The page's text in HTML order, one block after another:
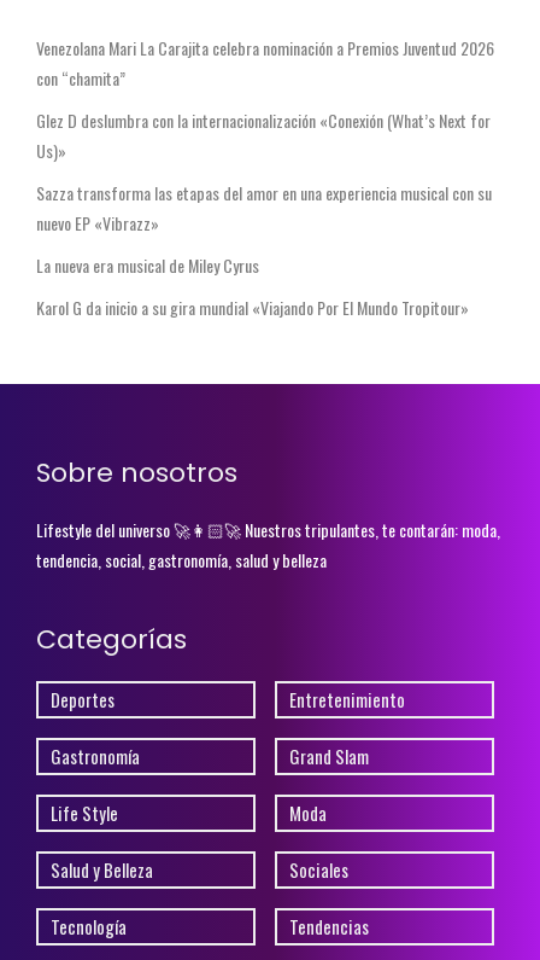
Venezolana Mari La Carajita celebra nominación a Premios Juventud 2026
con “chamita”
Glez D deslumbra con la internacionalización «Conexión (What’s Next for
Us)»
Sazza transforma las etapas del amor en una experiencia musical con su
nuevo EP «Vibrazz»
La nueva era musical de Miley Cyrus
Karol G da inicio a su gira mundial «Viajando Por El Mundo Tropitour»
Sobre nosotros
Lifestyle del universo 🚀👩🏻‍🚀 Nuestros tripulantes, te contarán: moda,
tendencia, social, gastronomía, salud y belleza
Categorías
Deportes Entretenimiento
Gastronomía Grand Slam
Life Style Moda
Salud y Belleza Sociales
Tecnología Tendencias